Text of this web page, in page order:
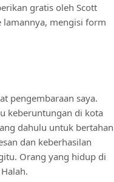
gratis oleh Scott
lamannya, mengisi form
pengembaraan saya.
keberuntungan di kota
dahulu untuk bertahan
dan keberhasilan
Orang yang hidup di